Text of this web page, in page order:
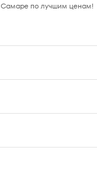
Самаре по лучшим ценам!